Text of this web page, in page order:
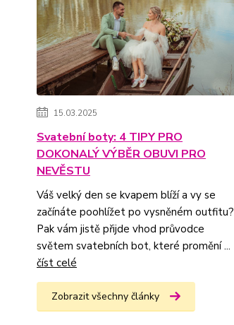
15.03.2025
Svatební boty: 4 TIPY PRO
DOKONALÝ VÝBĚR OBUVI PRO
NEVĚSTU
Váš velký den se kvapem blíží a vy se
začínáte poohlížet po vysněném outfitu?
Pak vám jistě přijde vhod průvodce
světem svatebních bot, které promění ...
číst celé
Zobrazit všechny články